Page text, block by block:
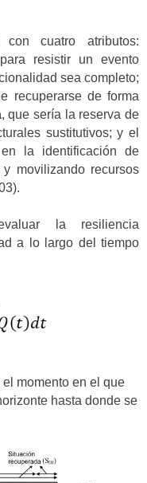
cuatro atributos:
resistir un evento
sea completo;
recuperarse de forma
, que sería la reserva de
sustitutivos; y el
la identificación de
movilizando recursos
la resiliencia
a lo largo del tiempo
el momento en el que
hasta donde se